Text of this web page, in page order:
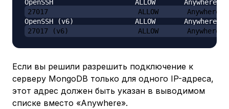
27017                      ALLOW       Anywhere
27017 (v6)                 ALLOW       Anywhere
Если вы решили разрешить подключение к
серверу MongoDB только для одного IP-адреса,
этот адрес должен быть указан в выводимом
списке вместо «Anywhere».